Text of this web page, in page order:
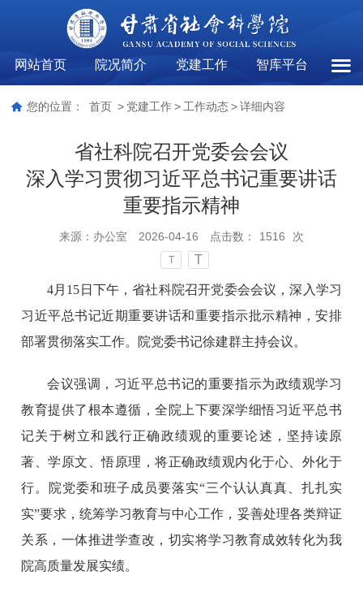
网站首页 院况简介 党建工作 智库平台
工作
您的位置： 首页 > 党建工作 > 工作动态 > 详细内容
省社科院召开党委会会议
深入学习贯彻习近平总书记重要讲话
重要指示精神
来源： 办公室 2026-04-16 点击数： 1516 次
T T
4月15日下午，省社科院召开党委会会议，深入学习
习近平总书记近期重要讲话和重要指示批示精神，安排
部署贯彻落实工作。院党委书记徐建群主持会议。
会议强调，习近平总书记的重要指示为政绩观学习
教育提供了根本遵循，全院上下要深学细悟习近平总书
记关于树立和践行正确政绩观的重要论述，坚持读原
著、学原文、悟原理，将正确政绩观内化于心、外化于
行。院党委和班子成员要落实“三个认认真真、扎扎实
实”要求，统筹学习教育与中心工作，妥善处理各类辩证
关系，一体推进学查改，切实将学习教育成效转化为我
院高质量发展实绩。